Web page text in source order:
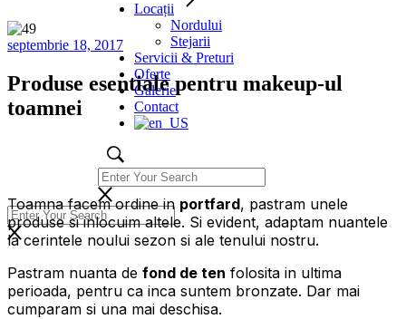
Locații
Nordului
Stejarii
Servicii & Preturi
Oferte
Galerie
Contact
septembrie 18, 2017
Produse esentiale pentru makeup-ul
toamnei
Toamna facem ordine in portfard, pastram unele
produse si inlocuim altele. Si evident, adaptam nuantele
la cerintele noului sezon si ale tenului nostru.
Pastram nuanta de fond de ten folosita in ultima
perioada, pentru ca inca suntem bronzate. Dar mai
cumparam si una mai deschisa.